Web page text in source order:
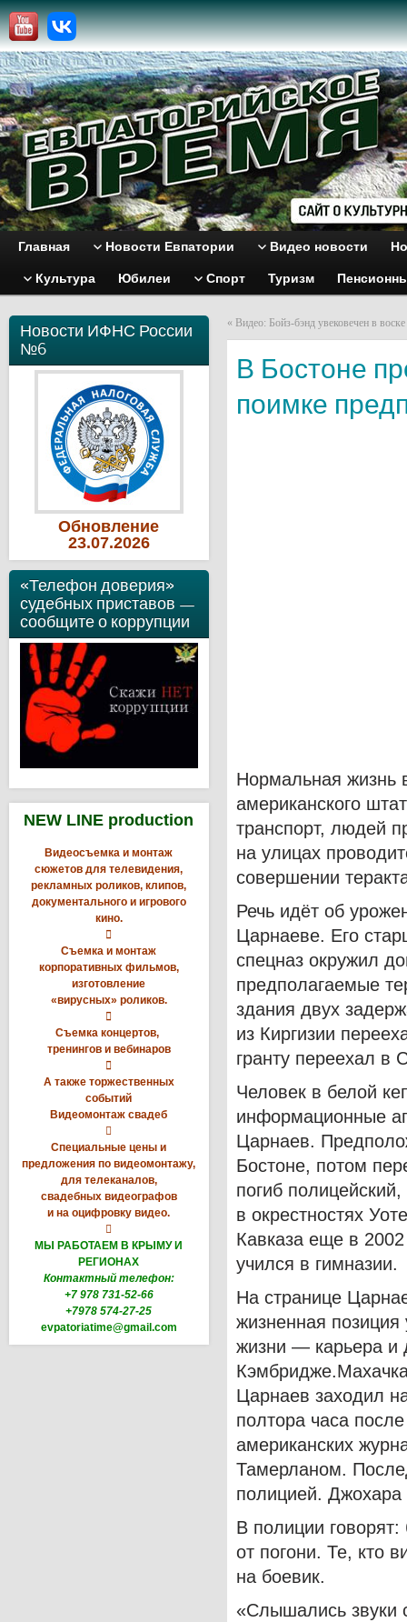
Главная Новости Евпатории Видео новости
Культура Юбилеи Спорт Туризм
Новости ИФНС России
№6
Обновление
23.07.2026
«Телефон доверия»
судебных приставов —
сообщите о коррупции
NEW LINE production
Видеосъемка и монтаж
сюжетов для телевидения,
рекламных роликов, клипов,
документального и игрового
кино.

Съемка и монтаж
корпоративных фильмов,
изготовление
«вирусных» роликов.

Съемка концертов,
тренингов и вебинаров

А также торжественных
событий
Видеомонтаж свадеб

Специальные цены и
предложения по видеомонтажу,
для телеканалов,
свадебных видеографов
и на оцифровку видео.

МЫ РАБОТАЕМ В КРЫМУ И
РЕГИОНАХ
Контактный телефон:
+7 978 731-52-66
+7978 574-27-25
evpatoriatime@gmail.com
« Видео: Бойз-бэнд увековечен в воске
В Бостоне
поимке
Нормальная жизнь
американского
транспорт, людей
на улицах
совершении
Речь идёт об
Царнаеве. Его
спецназ окружил
предполагаемые
здания двух
из Киргизии
гранту переехал в
Человек в белой
информационные
Царнаев.
Бостоне, потом
погиб
в окрестностях
Кавказа еще в
учился в гимназии.
На странице
жизненная
жизни — карьера и
Кэмбридже.
Царнаев заходил
полтора часа
американских
Тамерланом.
полицией. Джохара
В полиции
от погони. Те, кто
на боевик.
«Слышались звуки